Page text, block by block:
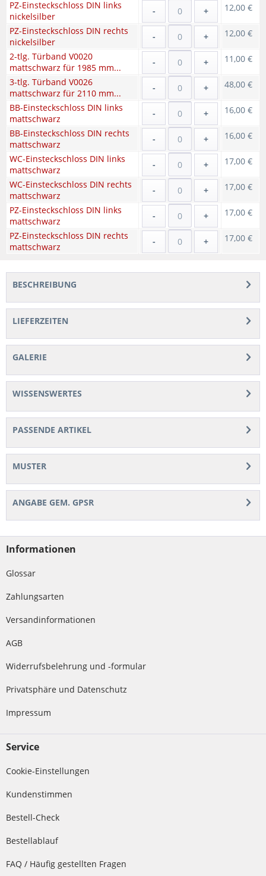
PZ-Einsteckschloss DIN links
nickelsilber
- + 12,00 €
PZ-Einsteckschloss DIN rechts
nickelsilber
- + 12,00 €
2-tlg. Türband V0020
mattschwarz für 1985 mm...
- + 11,00 €
3-tlg. Türband V0026
mattschwarz für 2110 mm...
- + 48,00 €
BB-Einsteckschloss DIN links
mattschwarz
- + 16,00 €
BB-Einsteckschloss DIN rechts
mattschwarz
- + 16,00 €
WC-Einsteckschloss DIN links
mattschwarz
- + 17,00 €
WC-Einsteckschloss DIN rechts
mattschwarz
- + 17,00 €
PZ-Einsteckschloss DIN links
mattschwarz
- + 17,00 €
PZ-Einsteckschloss DIN rechts
mattschwarz
- + 17,00 €
BESCHREIBUNG
LIEFERZEITEN
GALERIE
WISSENSWERTES
PASSENDE ARTIKEL
MUSTER
ANGABE GEM. GPSR
Informationen
Glossar
Zahlungsarten
Versandinformationen
AGB
Widerrufsbelehrung und -formular
Privatsphäre und Datenschutz
Impressum
Service
Cookie-Einstellungen
Kundenstimmen
Bestell-Check
Bestellablauf
FAQ / Häufig gestellten Fragen